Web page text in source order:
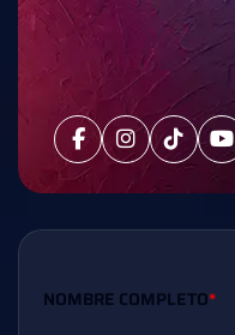
NOMBRE COMPLETO*